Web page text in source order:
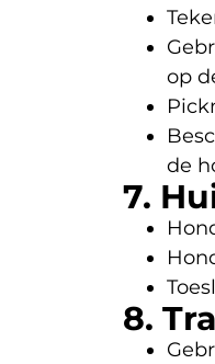
op
de
7.
8.